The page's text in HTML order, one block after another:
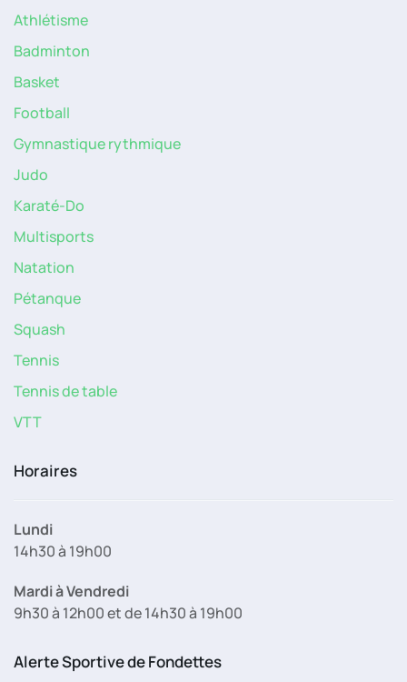
Athlétisme
Badminton
Basket
Football
Gymnastique rythmique
Judo
Karaté-Do
Multisports
Natation
Pétanque
Squash
Tennis
Tennis de table
VTT
Horaires
Lundi
14h30 à 19h00
Mardi à Vendredi
9h30 à 12h00 et de 14h30 à 19h00
Alerte Sportive de Fondettes